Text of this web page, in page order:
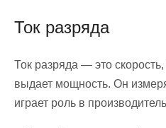
Ток разряда
Ток разряда — это
выдает мощность. Он
играет роль в